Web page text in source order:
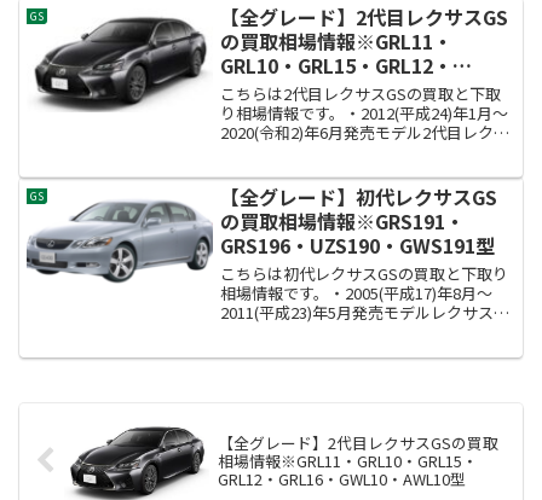
GS
【全グレード】2代目レクサスGS
の買取相場情報※GRL11・
GRL10・GRL15・GRL12・
GRL16・GWL10・AWL10型
こちらは2代目レクサスGSの買取と下取
り相場情報です。・2012(平成24)年1月～
2020(令和2)年6月発売モデル2代目レクサ
す。2代目...
GS
【全グレード】初代レクサスGS
の買取相場情報※GRS191・
GRS196・UZS190・GWS191型
こちらは初代レクサスGSの買取と下取り
相場情報です。・2005(平成17)年8月～
2011(平成23)年5月発売モデルレクサスGS
【全グレード】2代目レクサスGSの買取
相場情報※GRL11・GRL10・GRL15・
GRL12・GRL16・GWL10・AWL10型